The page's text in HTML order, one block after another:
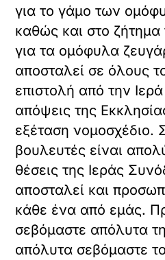
για το γάμο των
καθώς και στο ζήτημα
για τα ομόφυλα
αποσταλεί σε όλους
επιστολή από την
απόψεις της
εξέταση νομοσχέδιο.
βουλευτές είναι
θέσεις της Ιεράς
αποσταλεί και
κάθε ένα από εμάς.
σεβόμαστε απόλυτα
απόλυτα σεβόμαστε